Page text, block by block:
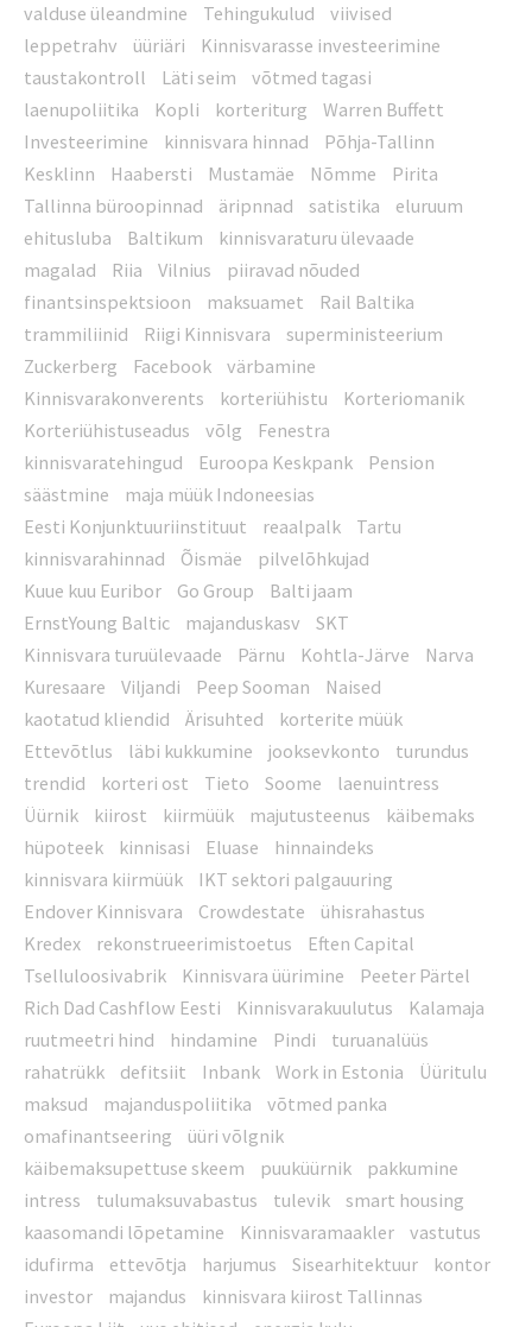
valduse üleandmine
Tehingukulud
viivised
leppetrahv
üüriäri
Kinnisvarasse investeerimine
taustakontroll
Läti seim
võtmed tagasi
laenupoliitika
Kopli korteriturg
Warren Buffett
Investeerimine
kinnisvara hinnad
Põhja-Tallinn
Kesklinn
Haabersti Mustamäe Nõmme
Pirita
Tallinna büroopinnad
äripnnad satistika
eluruum
ehitusluba
Baltikum
kinnisvaraturu ülevaade
magalad
Riia Vilnius
piiravad nõuded
finantsinspektsioon
maksuamet
Rail Baltika
trammiliinid
Riigi Kinnisvara
superministeerium
Zuckerberg
Facebook
värbamine
Kinnisvarakonverents
korteriühistu
Korteriomanik
Korteriühistuseadus
võlg
Fenestra
kinnisvaratehingud
Euroopa Keskpank
Pension
säästmine
maja müük Indoneesias
Eesti Konjunktuuriinstituut
reaalpalk
Tartu
kinnisvarahinnad
Õismäe
pilvelõhkujad
Kuue kuu Euribor
Go Group
Balti jaam
ErnstYoung Baltic
majanduskasv
SKT
Kinnisvara turuülevaade
Pärnu Kohtla-Järve
Narva
Kuresaare
Viljandi Peep Sooman
Naised
kaotatud kliendid
Ärisuhted
korterite müük
Ettevõtlus
läbi kukkumine jooksevkonto
turundus
trendid
korteri ost Tieto Soome
laenuintress
Üürnik
kiirost kiirmüük majutusteenus
käibemaks
hüpoteek
kinnisasi Eluase
hinnaindeks
kinnisvara kiirmüük
IKT sektori palgauuring
Endover Kinnisvara
Crowdestate
ühisrahastus
Kredex
rekonstrueerimistoetus
Eften Capital
Tselluloosivabrik
Kinnisvara üürimine
Peeter Pärtel
Rich Dad Cashflow Eesti
Kinnisvarakuulutus
Kalamaja
ruutmeetri hind
hindamine Pindi
turuanalüüs
rahatrükk
defitsiit Inbank Work in Estonia
Üüritulu
maksud
majanduspoliitika
võtmed panka
omafinantseering
üüri võlgnik
käibemaksupettuse skeem
puuküürnik
pakkumine
intress
tulumaksuvabastus tulevik
smart housing
kaasomandi lõpetamine
Kinnisvaramaakler
vastutus
idufirma
ettevõtja harjumus Sisearhitektuur
kontor
investor
majandus
kinnisvara kiirost Tallinnas